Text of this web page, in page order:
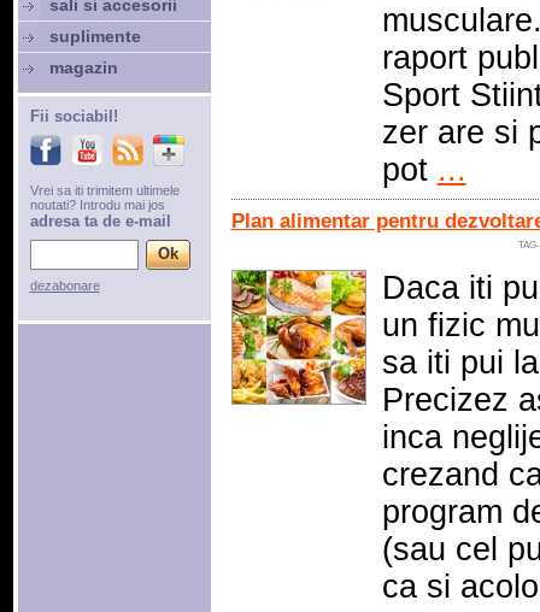
raport
Sport
zer are si
pot ...
Plan alimentar pentru
Daca iti
un fizic
sa iti pui
Precizez
inca
crezand
program
(sau cel
ca si
sali si accesorii
suplimente
magazin
Fii sociabil!
Vrei sa iti trimitem ultimele
noutati? Introdu mai jos
adresa ta de e-mail
dezabonare